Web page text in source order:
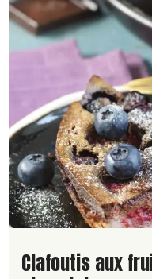
Lire la suite de
Clafoutis aux